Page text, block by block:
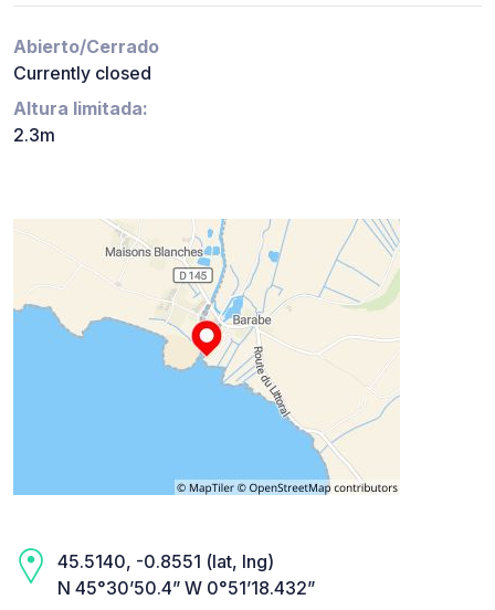
Abierto/Cerrado
Currently closed
Altura limitada:
2.3m
45.5140, -0.8551 (lat, lng)
N 45°30’50.4” W 0°51’18.432”